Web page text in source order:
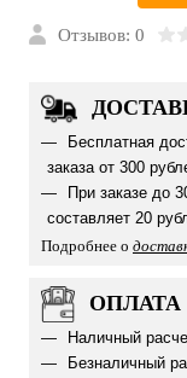
Отзывов: 0
Бесплатная
заказа от 300
При заказе до
составляет 20
Подробнее о
ОПЛАТА
Наличный
Безналичный